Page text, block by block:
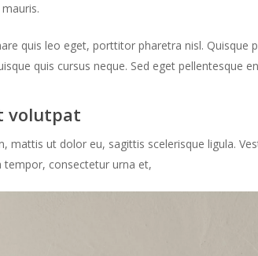
quis leo eget, porttitor pharetra nisl.
quis cursus neque. Sed eget pellentesque
volutpat
mattis ut dolor eu, sagittis scelerisque ligula.
tempor, consectetur urna et,